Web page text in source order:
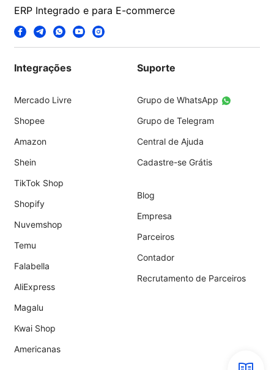
ERP Integrado e para E-commerce
Integrações
Mercado Livre
Shopee
Amazon
Shein
TikTok Shop
Shopify
Nuvemshop
Temu
Falabella
AliExpress
Magalu
Kwai Shop
Americanas
Suporte
Grupo de WhatsApp
Grupo de Telegram
Central de Ajuda
Cadastre-se Grátis
Blog
Empresa
Parceiros
Contador
Recrutamento de Parceiros